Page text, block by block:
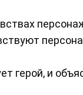
герой, и